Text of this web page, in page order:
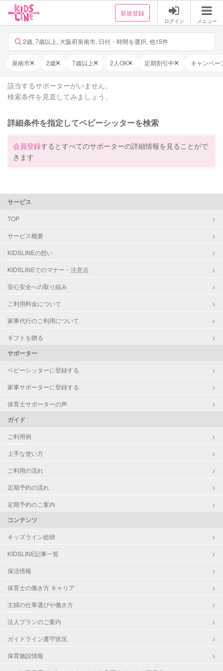
新規登録
ログイン メニュー
2歳, 7歳以上, 大阪府泉南市, 日付・時間を選択, 他15件
泉南市 2歳 7歳以上 2人OK 定期割引中 キャンペー
該当するサポーターがいません。
検索条件を見直してみましょう。
詳細条件を指定してベビーシッターを検索
会員登録するとすべてのサポーターの詳細情報を見ることがで
きます
サービス
TOP
サービス概要
KIDSLINEの想い
KIDSLINEでのマナー・注意点
安心安全への取り組み
ご利用料金について
家事代行のご利用について
ギフトを贈る
サポーター
ベビーシッターに登録する
家事サポーターに登録する
保育士サポーターの声
ガイド
ご利用例
上手な使い方
ご利用の流れ
定期予約の流れ
定期予約のご案内
コンテンツ
キッズライン総研
KIDSLINE記事一覧
保活情報
保育士の働き方 キャリア
主婦の仕事選びや働き方
法人プランのご案内
ガイドライン遵守状況
保育施設情報